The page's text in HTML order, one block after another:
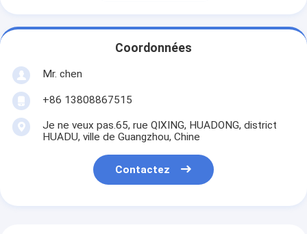
Coordonnées
Mr. chen
+86 13808867515
Je ne veux pas.65, rue QIXING, HUADONG, district
HUADU, ville de Guangzhou, Chine
Contactez